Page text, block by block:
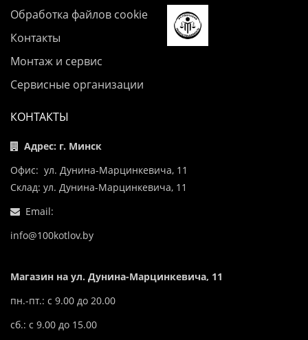
Обработка файлов cookie
Контакты
Монтаж и сервис
Сервисные организации
КОНТАКТЫ
Адрес: г. Минск
Офис: ул. Дунина-Марцинкевича, 11
Склад: ул. Дунина-Марцинкевича, 11
Email:
info@100kotlov.by
Магазин на ул. Дунина-Марцинкевича, 11
пн.-пт.: с 9.00 до 20.00
сб.: с 9.00 до 15.00